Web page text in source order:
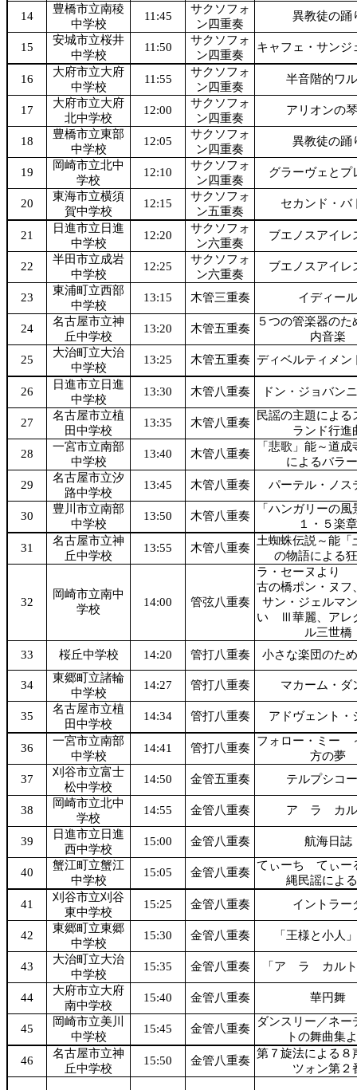
14
豊橋市立南稜
中学校
11:45
サクソフォ
ン四重奏
異教徒の踊
15
安城市立桜井
中学校
11:50
サクソフォ
ン四重奏
キャフェ・サンジ
16
大府市立大府
中学校
11:55
サクソフォ
ン四重奏
半音階的ワ
17
大府市立大府
北中学校
12:00
サクソフォ
ン四重奏
アリオンの
18
豊橋市立東部
中学校
12:05
サクソフォ
ン四重奏
異教徒の踊
19
岡崎市立北中
学校
12:10
サクソフォ
ン四重奏
グラーヴェとプ
20
東海市立横須
賀中学校
12:15
サクソフォ
ン五重奏
セカンド・バ
21
日進市立日進
中学校
12:20
サクソフォ
ン六重奏
ブエノスアイレ
22
半田市立成岩
中学校
12:25
サクソフォ
ン六重奏
ブエノスアイレ
23
東浦町立西部
中学校
13:15 木管三重奏 イディール
24
名古屋市立神
丘中学校
13:20 木管五重奏
５つの管楽器のた
内音楽
25
大治町立大治
中学校
13:25 木管五重奏 ディベルティメ
26
日進市立日進
中学校
13:30 木管八重奏 ドン・ジョバン
27
名古屋市立植
田中学校
13:35 木管八重奏
民謡の主題による
ランド行進
28
一宮市立南部
中学校
13:40 木管八重奏
「悲歌」能～道成
によるバラ
29
名古屋市立汐
路中学校
13:45 木管八重奏 パーテル・ノ
30
豊川市立南部
中学校
13:50 木管八重奏
「ハンガリーの風
１・５楽章
31
名古屋市立神
丘中学校
13:55 木管八重奏
土蜘蛛伝説～能「
の物語による
32
岡崎市立南中
学校
14:00 管弦八重奏
ラ・セーヌより
古の橋ポン・ヌフ
サン・ジェルマ
い Ⅲ華麗、アレ
ル三世橋
33
桜丘中学校 14:20 管打八重奏 小さな楽団のた
34
東郷町立諸輪
中学校
14:27 管打八重奏 マカーム・ダ
35
名古屋市立植
田中学校
14:34 管打八重奏 アドヴェント・
36
一宮市立南部
中学校
14:41 管打八重奏
フォロー・ミー
方の夢
37
刈谷市立富士
松中学校
14:50 金管五重奏 テルプシコ
38
岡崎市立北中
学校
14:55 金管八重奏 ア ラ カル
39
日進市立日進
西中学校
15:00 金管八重奏 航海日誌
40
蟹江町立蟹江
中学校
15:05 金管八重奏
てぃーち てぃ
縄民謡によ
41
刈谷市立刈谷
東中学校
15:25 金管八重奏 イントラー
42
東郷町立東郷
中学校
15:30 金管八重奏 「王様と小人
43
大治町立大治
中学校
15:35 金管八重奏 「ア ラ カル
44
大府市立大府
南中学校
15:40 金管八重奏 華円舞
45
岡崎市立美川
中学校
15:45 金管八重奏
ダンスリー／ネー
トの舞曲集
46
名古屋市立神
丘中学校
15:50 金管八重奏
第７旋法による８
ツォン第２